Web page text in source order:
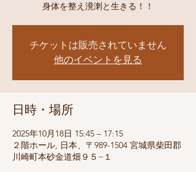
身体を整え溌溂と生きる！！
チケットは販売されていません
他のイベントを見る
日時・場所
2025年10月18日 15:45 – 17:15
２階ホール, 日本、〒989-1504 宮城県柴田郡
川崎町本砂金道畑９５−１